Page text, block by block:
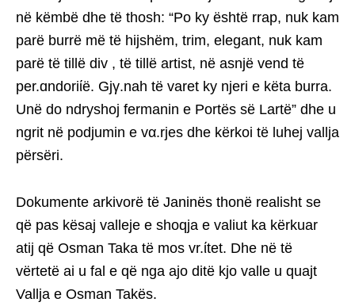
në këmbë dhe të thosh: “Po ky është rrap, nuk kam
parë burrë më të hijshëm, trim, elegant, nuk kam
parë të tillë div , të tillë artist, në asnjë vend të
per.ɑndoriίë. Gjγ.nah të varet ky njeri e këta burra.
Unë do ndryshoj fermanin e Portës së Lartë” dhe u
ngrit në podjumin e vα.rjes dhe kërkoi të luhej vallja
përsëri.
Dokumente arkivorë të Janinës thonë realisht se
që pas kësaj valleje e shoqja e valiut ka kërkuar
atij që Osman Taka të mos vr.ίtet. Dhe në të
vërtetë ai u fal e që nga ajo ditë kjo valle u quajt
Vallja e Osman Takës.